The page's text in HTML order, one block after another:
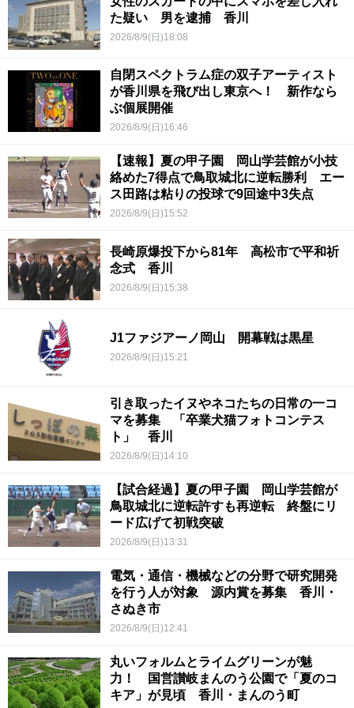
た疑い 男を逮捕 香川
2026/8/9(日)18:08
自閉スペクトラム症の双子アーティスト
が香川県を飛び出し東京へ！ 新作なら
ぶ個展開催
2026/8/9(日)16:46
【速報】夏の甲子園 岡山学芸館が小技
絡めた7得点で鳥取城北に逆転勝利 エー
ス田路は粘りの投球で9回途中3失点
2026/8/9(日)15:52
長崎原爆投下から81年 高松市で平和祈
念式 香川
2026/8/9(日)15:38
J1ファジアーノ岡山 開幕戦は黒星
2026/8/9(日)15:21
引き取ったイヌやネコたちの日常の一コ
マを募集 「卒業犬猫フォトコンテス
ト」 香川
2026/8/9(日)14:10
【試合経過】夏の甲子園 岡山学芸館が
鳥取城北に逆転許すも再逆転 終盤にリ
ード広げて初戦突破
2026/8/9(日)13:31
電気・通信・機械などの分野で研究開発
を行う人が対象 源内賞を募集 香川・
さぬき市
2026/8/9(日)12:41
丸いフォルムとライムグリーンが魅
力！ 国営讃岐まんのう公園で「夏のコ
キア」が見頃 香川・まんのう町